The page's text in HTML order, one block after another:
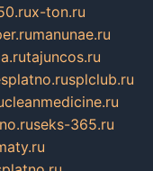
x-ton.ru
manunae.ru
tajuncos.ru
splclub.ru
cleanmedicine.ru
seks-365.ru